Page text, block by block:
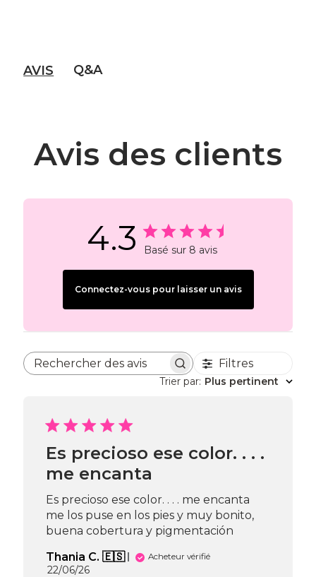
AVIS Q&A
Avis des clients
4.3 Basé sur 8 avis
Connectez-vous pour laisser un avis
Rechercher des avisFiltres
Trier par: Plus pertinent
Es precioso ese color. . . .
me encanta
Es precioso ese color. . . . me encanta
me los puse en los pies y muy bonito,
buena cobertura y pigmentación
Thania C. 🇪🇸
Acheteur vérifié
Date
22/06/26